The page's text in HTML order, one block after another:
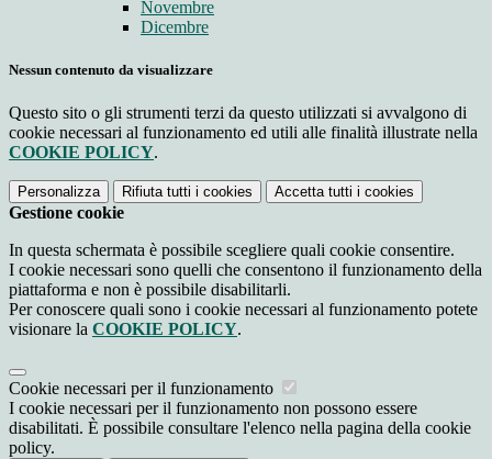
Novembre
Dicembre
Nessun contenuto da visualizzare
Questo sito o gli strumenti terzi da questo utilizzati si avvalgono di
cookie necessari al funzionamento ed utili alle finalità illustrate nella
COOKIE POLICY.
Personalizza Rifiuta tutti i cookies Accetta tutti i cookies
Gestione cookie
In questa schermata è possibile scegliere quali cookie consentire.
I cookie necessari sono quelli che consentono il funzionamento della
piattaforma e non è possibile disabilitarli.
Per conoscere quali sono i cookie necessari al funzionamento potete
visionare la COOKIE POLICY.
Cookie necessari per il funzionamento
I cookie necessari per il funzionamento non possono essere
disabilitati. È possibile consultare l'elenco nella pagina della cookie
policy.